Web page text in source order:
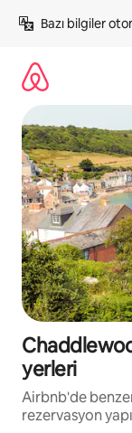
atla
Bazı bilgiler
yerleri
Airbnb'de
rezervasyon